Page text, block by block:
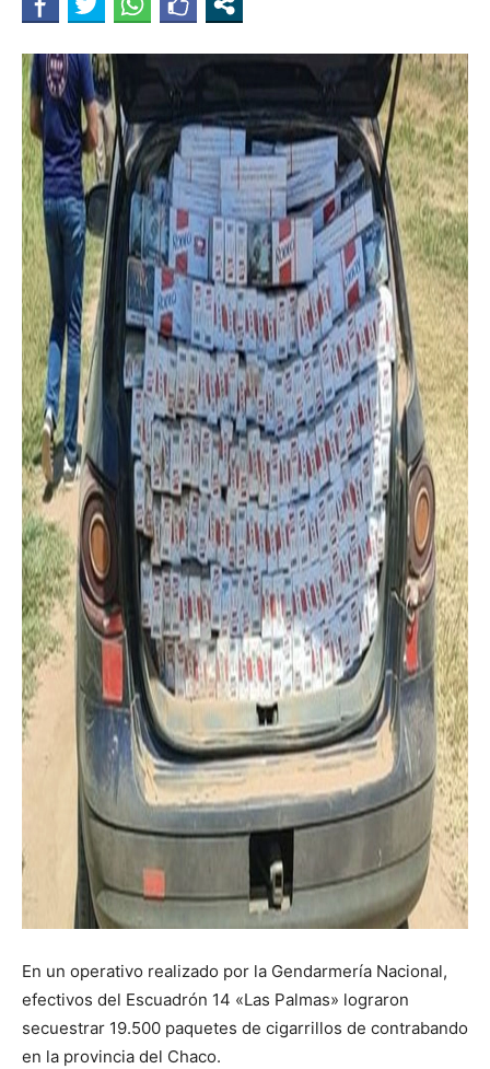
En un operativo realizado por la Gendarmería Nacional,
efectivos del Escuadrón 14 «Las Palmas» lograron
secuestrar 19.500 paquetes de cigarrillos de contrabando
en la provincia del Chaco.